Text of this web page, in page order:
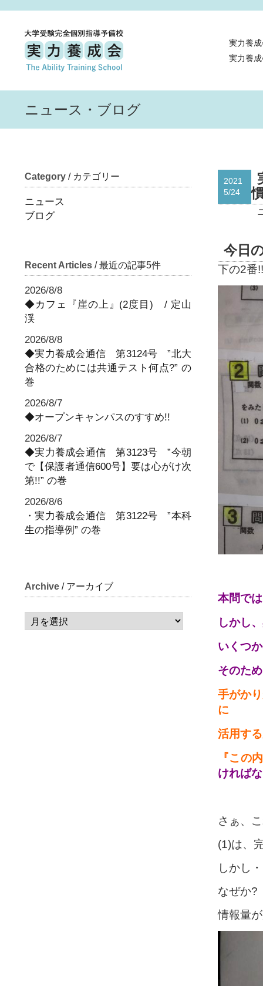
実力養
実力養
ニュース・ブログ
Category / カテゴリー
ニュース
ブログ
Recent Articles / 最近の記事5件
2026/8/8
◆カフェ『崖の上』(2度目) / 定山
渓
2026/8/8
◆実力養成会通信 第3124号 ”北大
合格のためには共通テスト何点?” の
巻
2026/8/7
◆オープンキャンパスのすすめ!!
2026/8/7
◆実力養成会通信 第3123号 ”今朝
で【保護者通信600号】要は心がけ次
第!!” の巻
2026/8/6
・実力養成会通信 第3122号 ”本科
生の指導例” の巻
Archive / アーカイブ
2021
5/24
今日
下の2番!!
本問で
しかし
いくつ
そのた
手がか
に
活用す
『この
ければ
さぁ、
(1)は、
しかし
なぜか?
情報量